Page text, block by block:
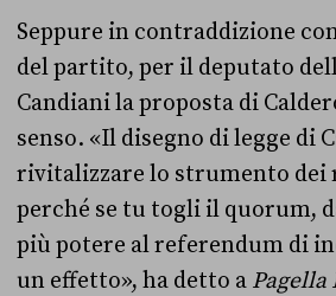
Seppure in contraddizione
del partito, per il deputato
Candiani la proposta di
senso. «Il disegno di legge di
rivitalizzare lo strumento dei
perché se tu togli il quorum,
più potere al referendum di
un effetto», ha detto a Pagella